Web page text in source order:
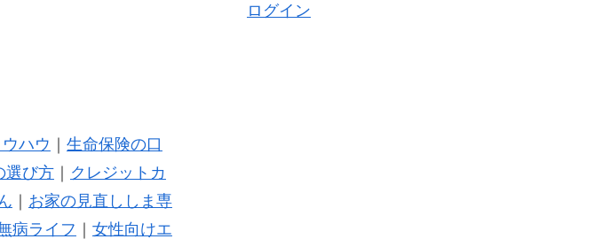
ログイン
ハウ
生命保険の口
選び方｜
クレジットカ
お家の見直ししま専
病ライフ 女性向けエ